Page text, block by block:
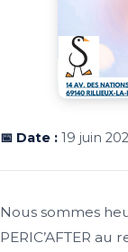
📅 Date : 19 juin
Nous sommes
PERIC’AFTER